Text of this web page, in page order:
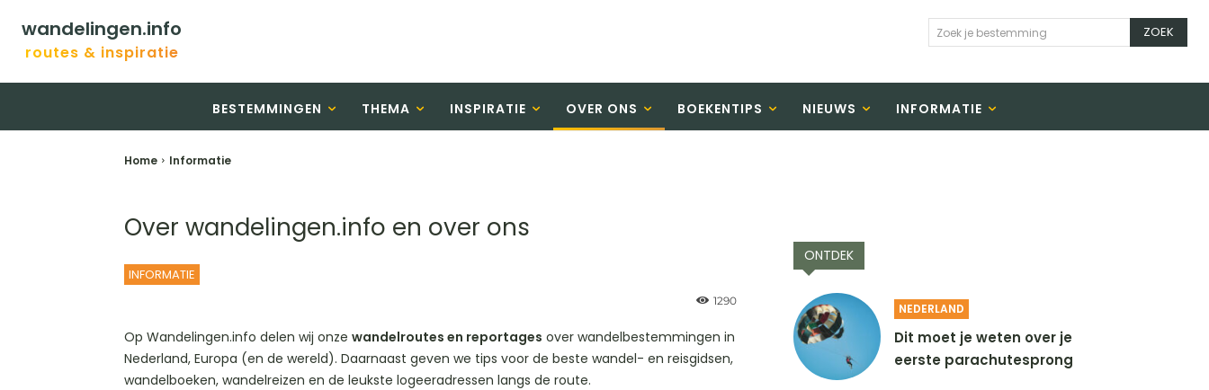
wandelingen.info
routes & inspiratie
Zoek je bestemming ZOEK
BESTEMMINGEN THEMA INSPIRATIE OVER ONS BOEKENTIPS NIEUWS INFORMATIE
Home Informatie
Over wandelingen.info en over ons
INFORMATIE
1290
Op Wandelingen.info delen wij onze wandelroutes en reportages over wandelbestemmingen in
Nederland, Europa (en de wereld). Daarnaast geven we tips voor de beste wandel- en reisgidsen,
wandelboeken, wandelreizen en de leukste logeeradressen langs de route.
ONTDEK
NEDERLAND
Dit moet je weten over je
eerste parachutesprong